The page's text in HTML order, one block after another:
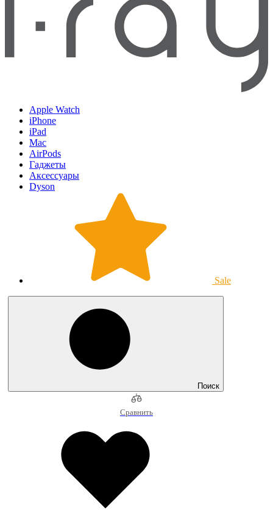
Apple Watch
iPhone
iPad
Mac
AirPods
Гаджеты
Аксессуары
Dyson
Sale
Поиск
Сравнить